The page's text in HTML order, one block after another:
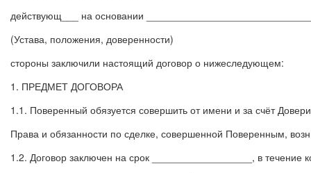
действующ___ на основании
(Устава, положения, доверенности)
стороны заключили настоящий договор о нижеследующем:
1. ПРЕДМЕТ ДОГОВОРА
1.1. Поверенный обязуется совершить от имени и за счёт
Права и обязанности по сделке, совершенной Поверенным,
1.2. Договор заключен на срок __________________, в течение